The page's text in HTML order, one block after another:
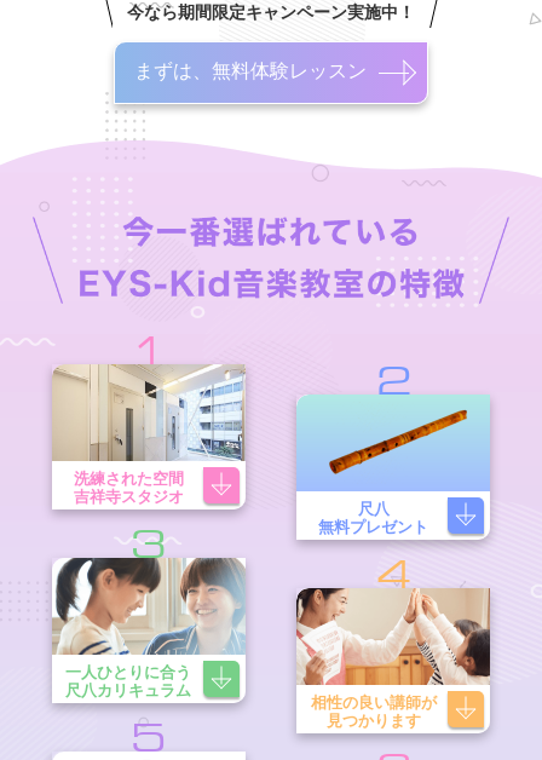
今なら期間限定キャンペーン実施中！
まずは、無料体験レッスン
1
洗練された空間
吉祥寺スタジオ
2
尺八
無料プレゼント
3
一人ひとりに合う
尺八カリキュラム
4
相性の良い講師が
見つかります
5